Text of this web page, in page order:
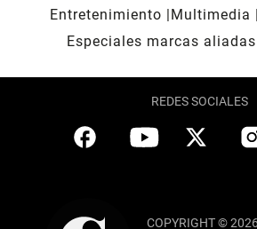
Entretenimiento
Multimedia
Especiales marcas aliadas
REDES SOCIALES
COPYRIGHT ©